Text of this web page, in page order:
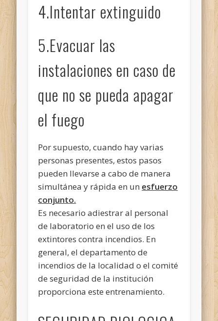
4.Intentar extinguido
5.Evacuar las
instalaciones en caso de
que no se pueda apagar
el fuego
Por supuesto, cuando hay varias
personas presentes, estos pasos
pueden llevarse a cabo de manera
simultánea y rápida en un esfuerzo
conjunto.
Es necesario adiestrar al personal
de laboratorio en el uso de los
extintores contra incendios. En
general, el departamento de
incendios de la localidad o el comité
de seguridad de la institución
proporciona este entrenamiento.